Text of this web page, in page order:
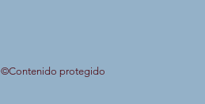
©Contenido protegido